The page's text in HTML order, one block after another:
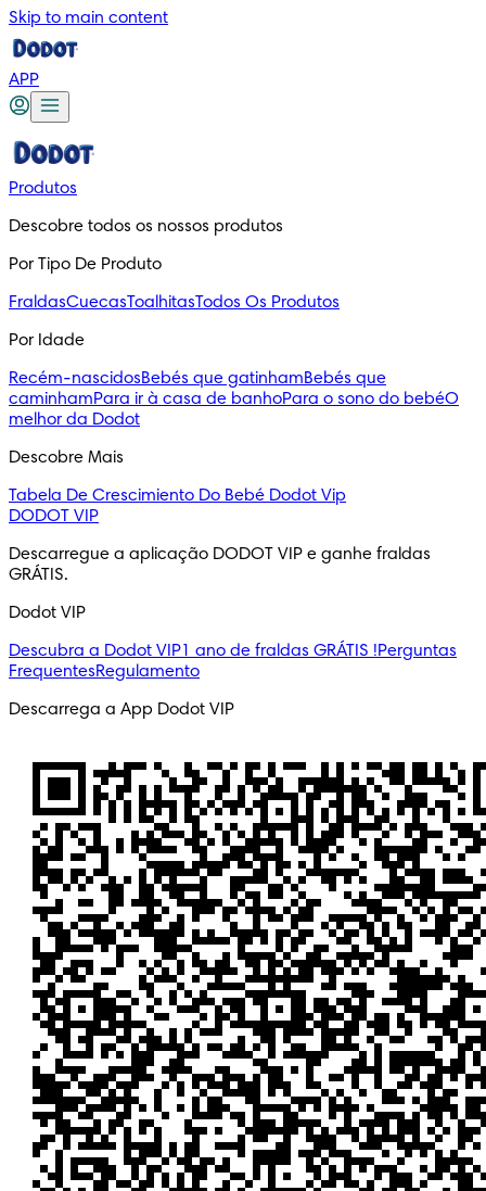
Skip to main content
APP
Produtos
Descobre todos os nossos produtos
Por Tipo De Produto
FraldasCuecasToalhitasTodos Os Produtos
Por Idade
Recém-nascidosBebés que gatinhamBebés que
caminhamPara ir à casa de banhoPara o sono do bebéO
melhor da Dodot
Descobre Mais
Tabela De Crescimiento Do Bebé Dodot Vip
DODOT VIP
Descarregue a aplicação DODOT VIP e ganhe fraldas
GRÁTIS.
Dodot VIP
Descubra a Dodot VIP1 ano de fraldas GRÁTIS !Perguntas
FrequentesRegulamento
Descarrega a App Dodot VIP